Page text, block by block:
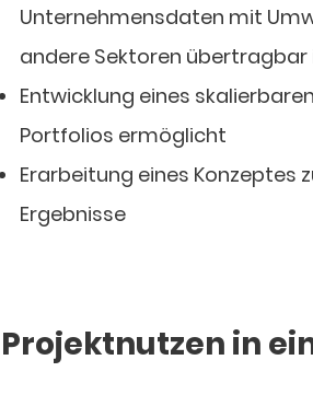
Unternehmensdaten mit
andere Sektoren übertragbar
Entwicklung eines
Portfolios ermöglicht
Erarbeitung eines
Ergebnisse
Projektnutzen in